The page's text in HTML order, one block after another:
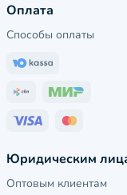
Оплата
Способы оплаты
Юридическим
Оптовым клиентам